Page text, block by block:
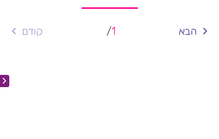
הבא 1
/ קודם